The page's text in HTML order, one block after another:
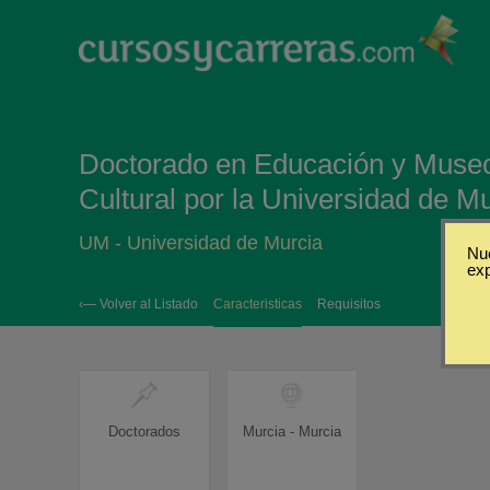
Doctorado en Educación y
Cultural por la Universidad de
UM - Universidad de Murcia
‹— Volver al Listado Caracteristicas Requisitos
Doctorados Murcia - Murcia